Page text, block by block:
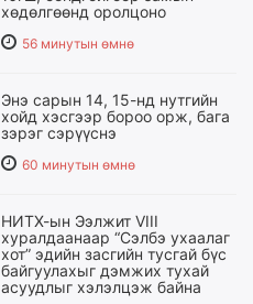
хөдөлгөөнд оролцоно
56 минутын өмнө
Энэ сарын 14, 15-нд нутгийн
хойд хэсгээр бороо орж, бага
зэрэг сэрүүснэ
60 минутын өмнө
НИТХ-ын Ээлжит VIII
хуралдаанаар “Сэлбэ ухаалаг
хот” эдийн засгийн тусгай бүс
байгуулахыг дэмжих тухай
асуудлыг хэлэлцэж байна